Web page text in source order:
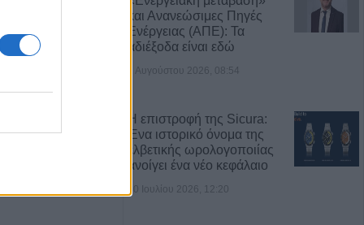
Ταξιάρχη
– Μεγάλη
και Ανανεώσιμες Πηγές
Ενέργειας (ΑΠΕ): Τα
αδιέξοδα είναι εδώ
2 Αυγούστου 2026, 08:54
Η επιστροφή της Sicura:
Ένα ιστορικό όνομα της
ελβετικής ωρολογοποιίας
ανοίγει ένα νέο κεφάλαιο
30 Ιουλίου 2026, 12:20